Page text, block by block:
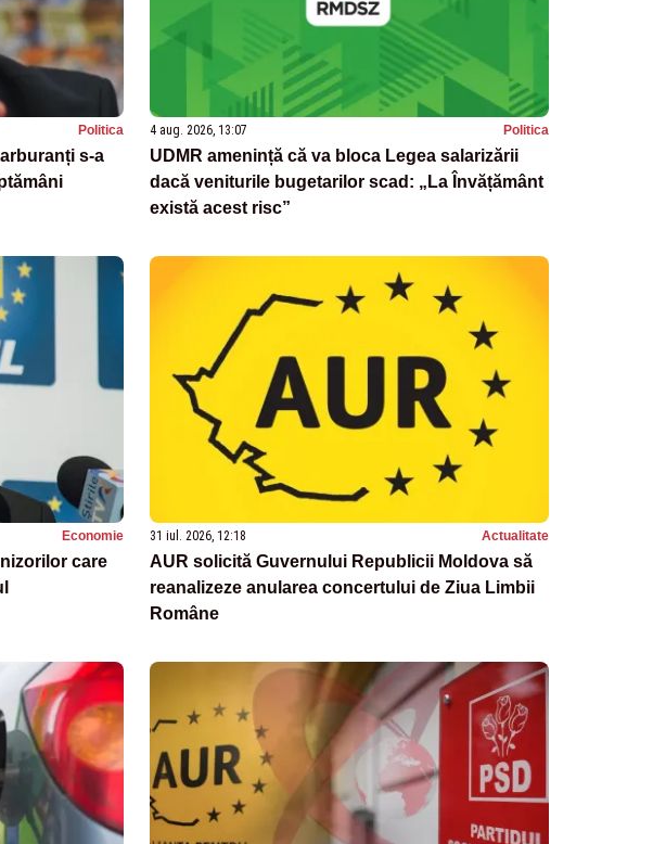
Politica
s-a
4 aug. 2026, 13:07 Politica
UDMR amenință că va bloca Legea salarizării
dacă veniturile bugetarilor scad: „La Învățământ
există acest risc”
Economie
care
31 iul. 2026, 12:18 Actualitate
AUR solicită Guvernului Republicii Moldova să
reanalizeze anularea concertului de Ziua Limbii
Române